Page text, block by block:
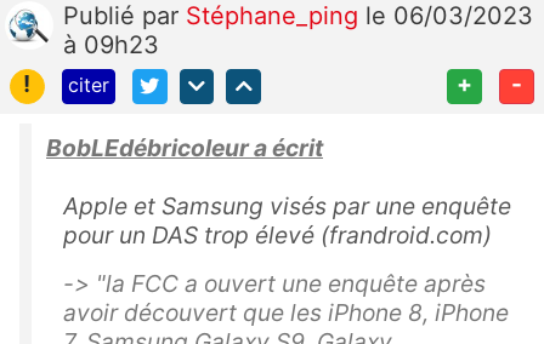
Publié par Stéphane_ping le 06/03/2023
à 09h23
!
citer + -
BobLEdébricoleur a écrit
Apple et Samsung visés par une enquête
pour un DAS trop élevé (frandroid.com)
-> "la FCC a ouvert une enquête après
avoir découvert que les iPhone 8, iPhone